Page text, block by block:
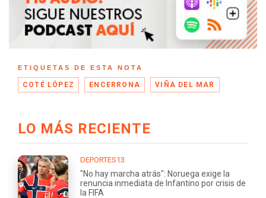
ETIQUETAS DE ESTA NOTA
COTÉ LÓPEZ ENCERRONA VIÑA DEL MAR
LO MÁS RECIENTE
DEPORTES13
"No hay marcha atrás": Noruega exige la
renuncia inmediata de Infantino por crisis de
la FIFA